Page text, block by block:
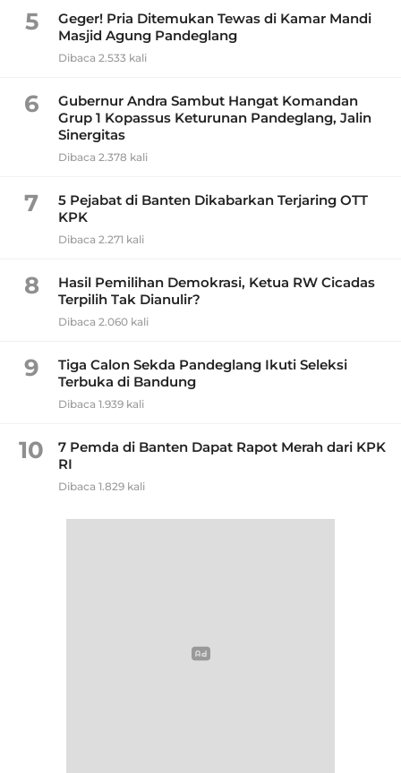
5
Geger! Pria Ditemukan Tewas di Kamar Mandi
Masjid Agung Pandeglang
Dibaca 2.533 kali
6
Gubernur Andra Sambut Hangat Komandan
Grup 1 Kopassus Keturunan Pandeglang, Jalin
Sinergitas
Dibaca 2.378 kali
7
5 Pejabat di Banten Dikabarkan Terjaring OTT
KPK
Dibaca 2.271 kali
8
Hasil Pemilihan Demokrasi, Ketua RW Cicadas
Terpilih Tak Dianulir?
Dibaca 2.060 kali
9
Tiga Calon Sekda Pandeglang Ikuti Seleksi
Terbuka di Bandung
Dibaca 1.939 kali
10
7 Pemda di Banten Dapat Rapot Merah dari KPK
RI
Dibaca 1.829 kali